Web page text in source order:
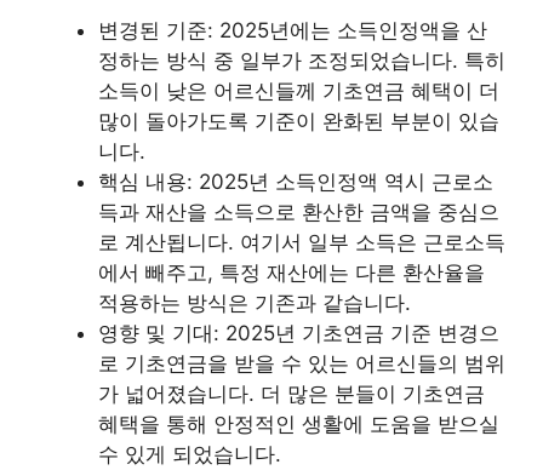
변경된 기준: 2025년에는 소득인정액을 산
정하는 방식 중 일부가 조정되었습니다. 특히
소득이 낮은 어르신들께 기초연금 혜택이 더
많이 돌아가도록 기준이 완화된 부분이 있습
니다.
핵심 내용: 2025년 소득인정액 역시 근로소
득과 재산을 소득으로 환산한 금액을 중심으
로 계산됩니다. 여기서 일부 소득은 근로소득
에서 빼주고, 특정 재산에는 다른 환산율을
적용하는 방식은 기존과 같습니다.
영향 및 기대: 2025년 기초연금 기준 변경으
로 기초연금을 받을 수 있는 어르신들의 범위
가 넓어졌습니다. 더 많은 분들이 기초연금
혜택을 통해 안정적인 생활에 도움을 받으실
수 있게 되었습니다.